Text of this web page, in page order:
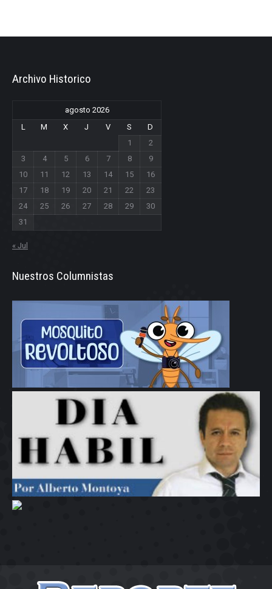
Archivo Historico
agosto 2026
L
M X J V S
D
1
2
3
4 5 6 7 8
9
10
11 12 13 14 15
16
17
18 19 20 21 22
23
24
25 26 27 28 29
30
31
« Jul
Nuestros Columnistas